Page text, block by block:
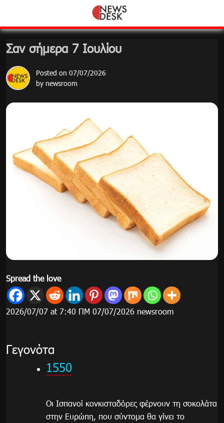
content
Σαν σήμερα 7 Ιουλίου
Posted on 07/07/2026
by newsroom
Spread the love
2026/07/07 at 7:40 ΠΜ 07/07/2026 newsroom
Γεγονότα
1550
Οι Ισπανοί κονκισταδόρες φέρνουν τη σοκολάτα
στην Ευρώπη, που σύντομα θα γίνει το